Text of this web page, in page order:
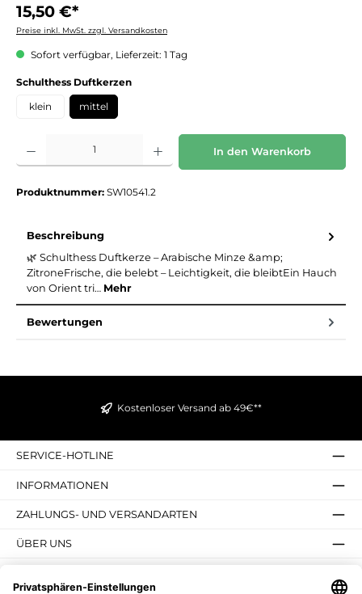
15,50 €*
Preise inkl. MwSt. zzgl. Versandkosten
Sofort verfügbar, Lieferzeit: 1 Tag
Schulthess Duftkerzenauswählen
klein mittel
Produkt Anzahl: Gib den gewünschten Wert ein oder benutze die Schaltflächen um
In den Warenkorb
Produktnummer: SW10541.2
Beschreibung
🌿 Schulthess Duftkerze – Arabische Minze &amp;
ZitroneFrische, die belebt – Leichtigkeit, die bleibtEin Hauch
von Orient tri… Mehr
Bewertungen
Kostenloser Versand ab 49€**
SERVICE-HOTLINE
INFORMATIONEN
ZAHLUNGS- UND VERSANDARTEN
ÜBER UNS